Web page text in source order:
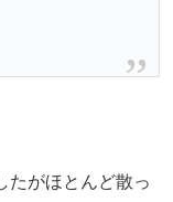
たがほとんど散っ